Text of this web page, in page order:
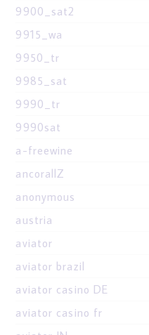
9900_sat2
9915_wa
9950_tr
9985_sat
9990_tr
9990sat
a-freewine
ancorallZ
anonymous
austria
aviator
aviator brazil
aviator casino DE
aviator casino fr